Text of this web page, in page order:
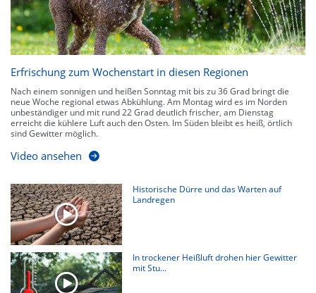
Erfrischung zum Wochenstart in diesen Regionen
Nach einem sonnigen und heißen Sonntag mit bis zu 36 Grad bringt die
neue Woche regional etwas Abkühlung. Am Montag wird es im Norden
unbeständiger und mit rund 22 Grad deutlich frischer, am Dienstag
erreicht die kühlere Luft auch den Osten. Im Süden bleibt es heiß, örtlich
sind Gewitter möglich.
Video ansehen
Historische Dürre und das Warten auf
Landregen
In trockener Heißluft drohen hier Gewitter
mit Stu...